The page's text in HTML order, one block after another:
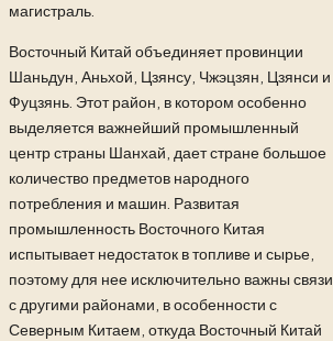
магистраль.
Восточный Китай объединяет провинции
Шаньдун, Аньхой, Цзянсу, Чжэцзян, Цзянси и
Фуцзянь. Этот район, в котором особенно
выделяется важнейший промышленный
центр страны Шанхай, дает стране большое
количество предметов народного
потребления и машин. Развитая
промышленность Восточного Китая
испытывает недостаток в топливе и сырье,
поэтому для нее исключительно важны связи
с другими районами, в особенности с
Северным Китаем, откуда Восточный Китай